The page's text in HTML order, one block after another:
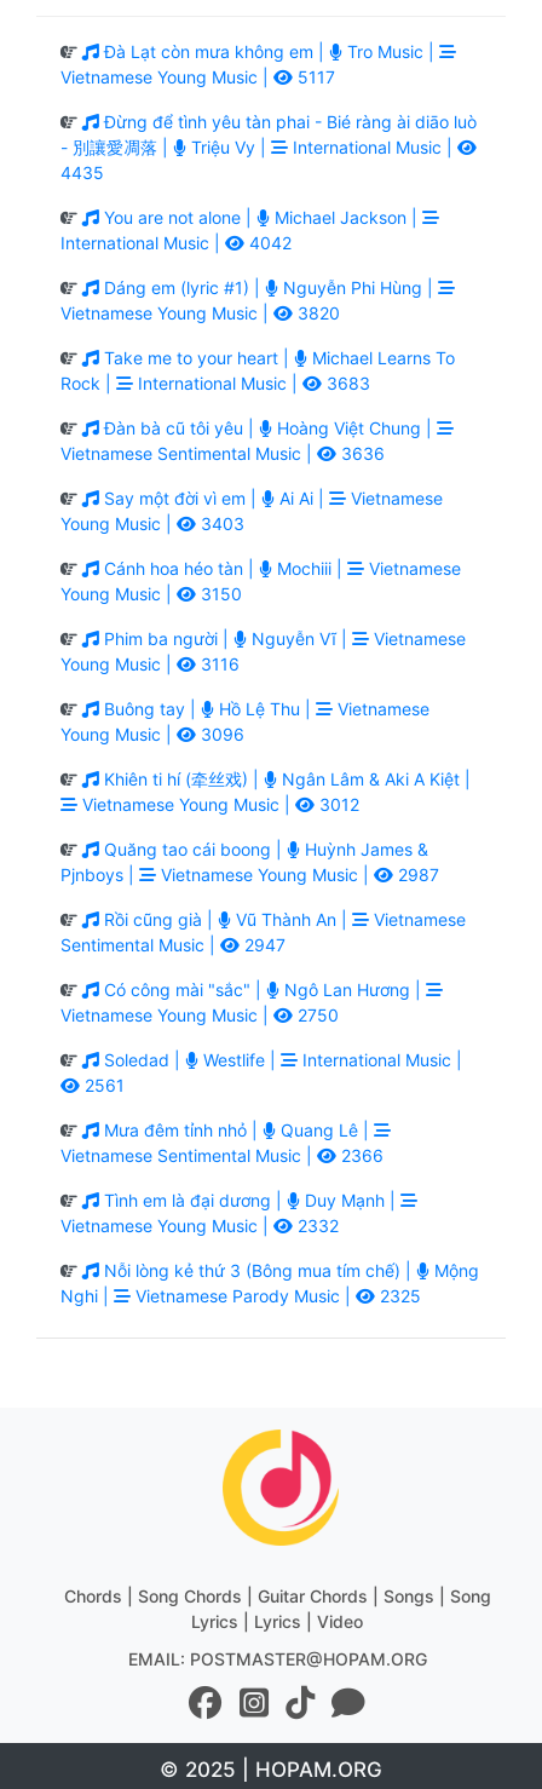
Đà Lạt còn mưa không em |
Tro Music |
Vietnamese Young Music |
5117
Đừng để tình yêu tàn phai - Bié ràng ài diāo luò
- 別讓愛凋落 |
Triệu Vy |
International Music |
4435
You are not alone |
Michael Jackson |
International Music |
4042
Dáng em (lyric #1) |
Nguyễn Phi Hùng |
Vietnamese Young Music |
3820
Take me to your heart |
Michael Learns To
Rock |
International Music | 3683
Đàn bà cũ tôi yêu |
Hoàng Việt Chung |
Vietnamese Sentimental Music |
3636
Say một đời vì em | Ai Ai |
Vietnamese
Young Music |
3403
Cánh hoa héo tàn | Mochiii |
Vietnamese
Young Music |
3150
Phim ba người | Nguyễn Vĩ |
Vietnamese
Young Music |
3116
Buông tay | Hồ Lệ Thu |
Vietnamese
Young Music |
3096
Khiên ti hí (牵丝戏) |
Ngân Lâm & Aki A Kiệt |
Vietnamese Young Music |
3012
Quăng tao cái boong |
Huỳnh James &
Pjnboys |
Vietnamese Young Music | 2987
Rồi cũng già | Vũ Thành An |
Vietnamese
Sentimental Music |
2947
Có công mài "sắc" |
Ngô Lan Hương |
Vietnamese Young Music |
2750
Soledad | Westlife |
International Music |
2561
Mưa đêm tỉnh nhỏ |
Quang Lê |
Vietnamese Sentimental Music |
2366
Tình em là đại dương |
Duy Mạnh |
Vietnamese Young Music |
2332
Nỗi lòng kẻ thứ 3 (Bông mua tím chế) |
Mộng
Nghi |
Vietnamese Parody Music | 2325
Chords | Song Chords | Guitar Chords | Songs | Song
Lyrics | Lyrics | Video
EMAIL: POSTMASTER@HOPAM.ORG
© 2025 | HOPAM.ORG